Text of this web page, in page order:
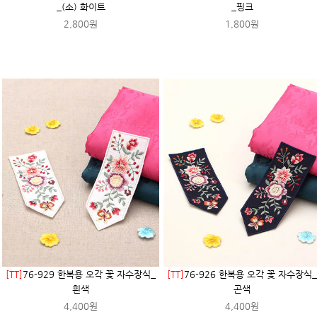
_(소) 화이트
2,800원
_핑크
1,800원
[TT] 76-929 한복용 오각 꽃 자수장식_
흰색
4,400원
[TT] 76-926 한복용 오각 꽃 자수장식_
곤색
4,400원